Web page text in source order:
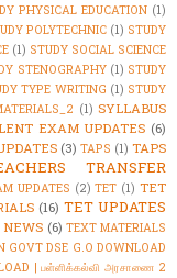
PHYSICAL EDUCATION (1)
POLYTECHNIC (1) STUDY
(1) STUDY SOCIAL SCIENCE
STENOGRAPHY (1) STUDY
TYPE WRITING (1) STUDY
(1) SYLLABUS
EXAM UPDATES (6)
(3) TAPS (1) TAPS
TRANSFER
UPDATES (2) TET (1) TET
(16) TET UPDATES
NEWS (6) TEXT MATERIALS
GOVT DSE G.O DOWNLOAD
| பள்ளிக்கல்வி அரசாணை 2